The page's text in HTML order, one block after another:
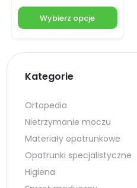
Wybierz opcje
Kategorie
Ortopedia
Nietrzymanie moczu
Materiały opatrunkowe
Opatrunki specjalistyczne
Higiena